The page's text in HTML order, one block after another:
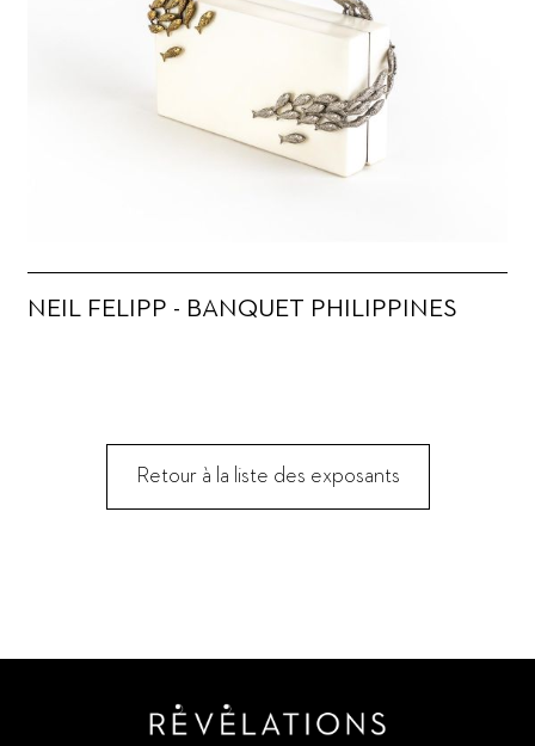
NEIL FELIPP - BANQUET PHILIPPINES
Retour à la liste des exposants